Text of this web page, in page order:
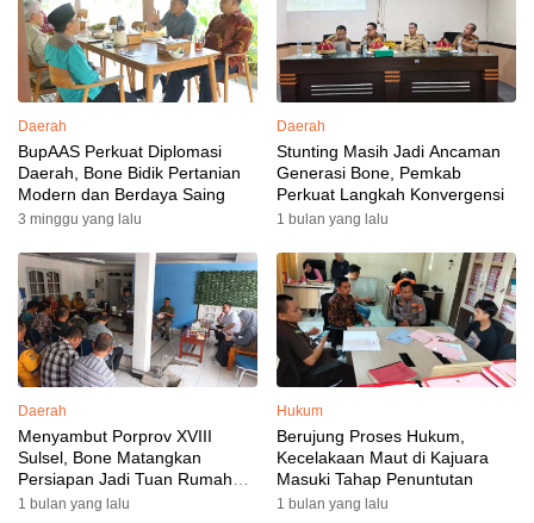
Daerah
BupAAS Perkuat Diplomasi
Daerah, Bone Bidik Pertanian
Modern dan Berdaya Saing
3 minggu yang lalu
Daerah
Stunting Masih Jadi Ancaman
Generasi Bone, Pemkab
Perkuat Langkah Konvergensi
1 bulan yang lalu
Daerah
Menyambut Porprov XVIII
Sulsel, Bone Matangkan
Persiapan Jadi Tuan Rumah
yang Berkesan: Wakil Bupati
1 bulan yang lalu
Hukum
Berujung Proses Hukum,
Kecelakaan Maut di Kajuara
Masuki Tahap Penuntutan
1 bulan yang lalu